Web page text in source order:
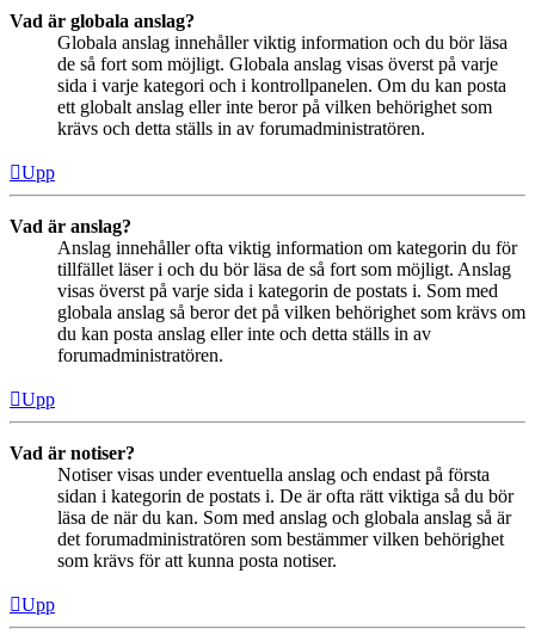
Vad är globala anslag?
Globala anslag innehåller viktig information och du bör läsa
de så fort som möjligt. Globala anslag visas överst på varje
sida i varje kategori och i kontrollpanelen. Om du kan posta
ett globalt anslag eller inte beror på vilken behörighet som
krävs och detta ställs in av forumadministratören.
Upp
Vad är anslag?
Anslag innehåller ofta viktig information om kategorin du för
tillfället läser i och du bör läsa de så fort som möjligt. Anslag
visas överst på varje sida i kategorin de postats i. Som med
globala anslag så beror det på vilken behörighet som krävs om
du kan posta anslag eller inte och detta ställs in av
forumadministratören.
Upp
Vad är notiser?
Notiser visas under eventuella anslag och endast på första
sidan i kategorin de postats i. De är ofta rätt viktiga så du bör
läsa de när du kan. Som med anslag och globala anslag så är
det forumadministratören som bestämmer vilken behörighet
som krävs för att kunna posta notiser.
Upp